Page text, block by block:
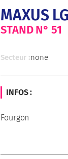
MAXUS
STAND N°51
Secteur :none
INFOS :
Fourgon